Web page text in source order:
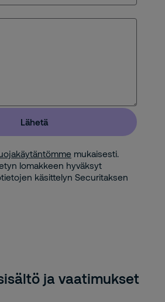
ja vaatimukset
Lähetä
mukaisesti.
lomakkeen hyväksyt
käsittelyn Securitaksen